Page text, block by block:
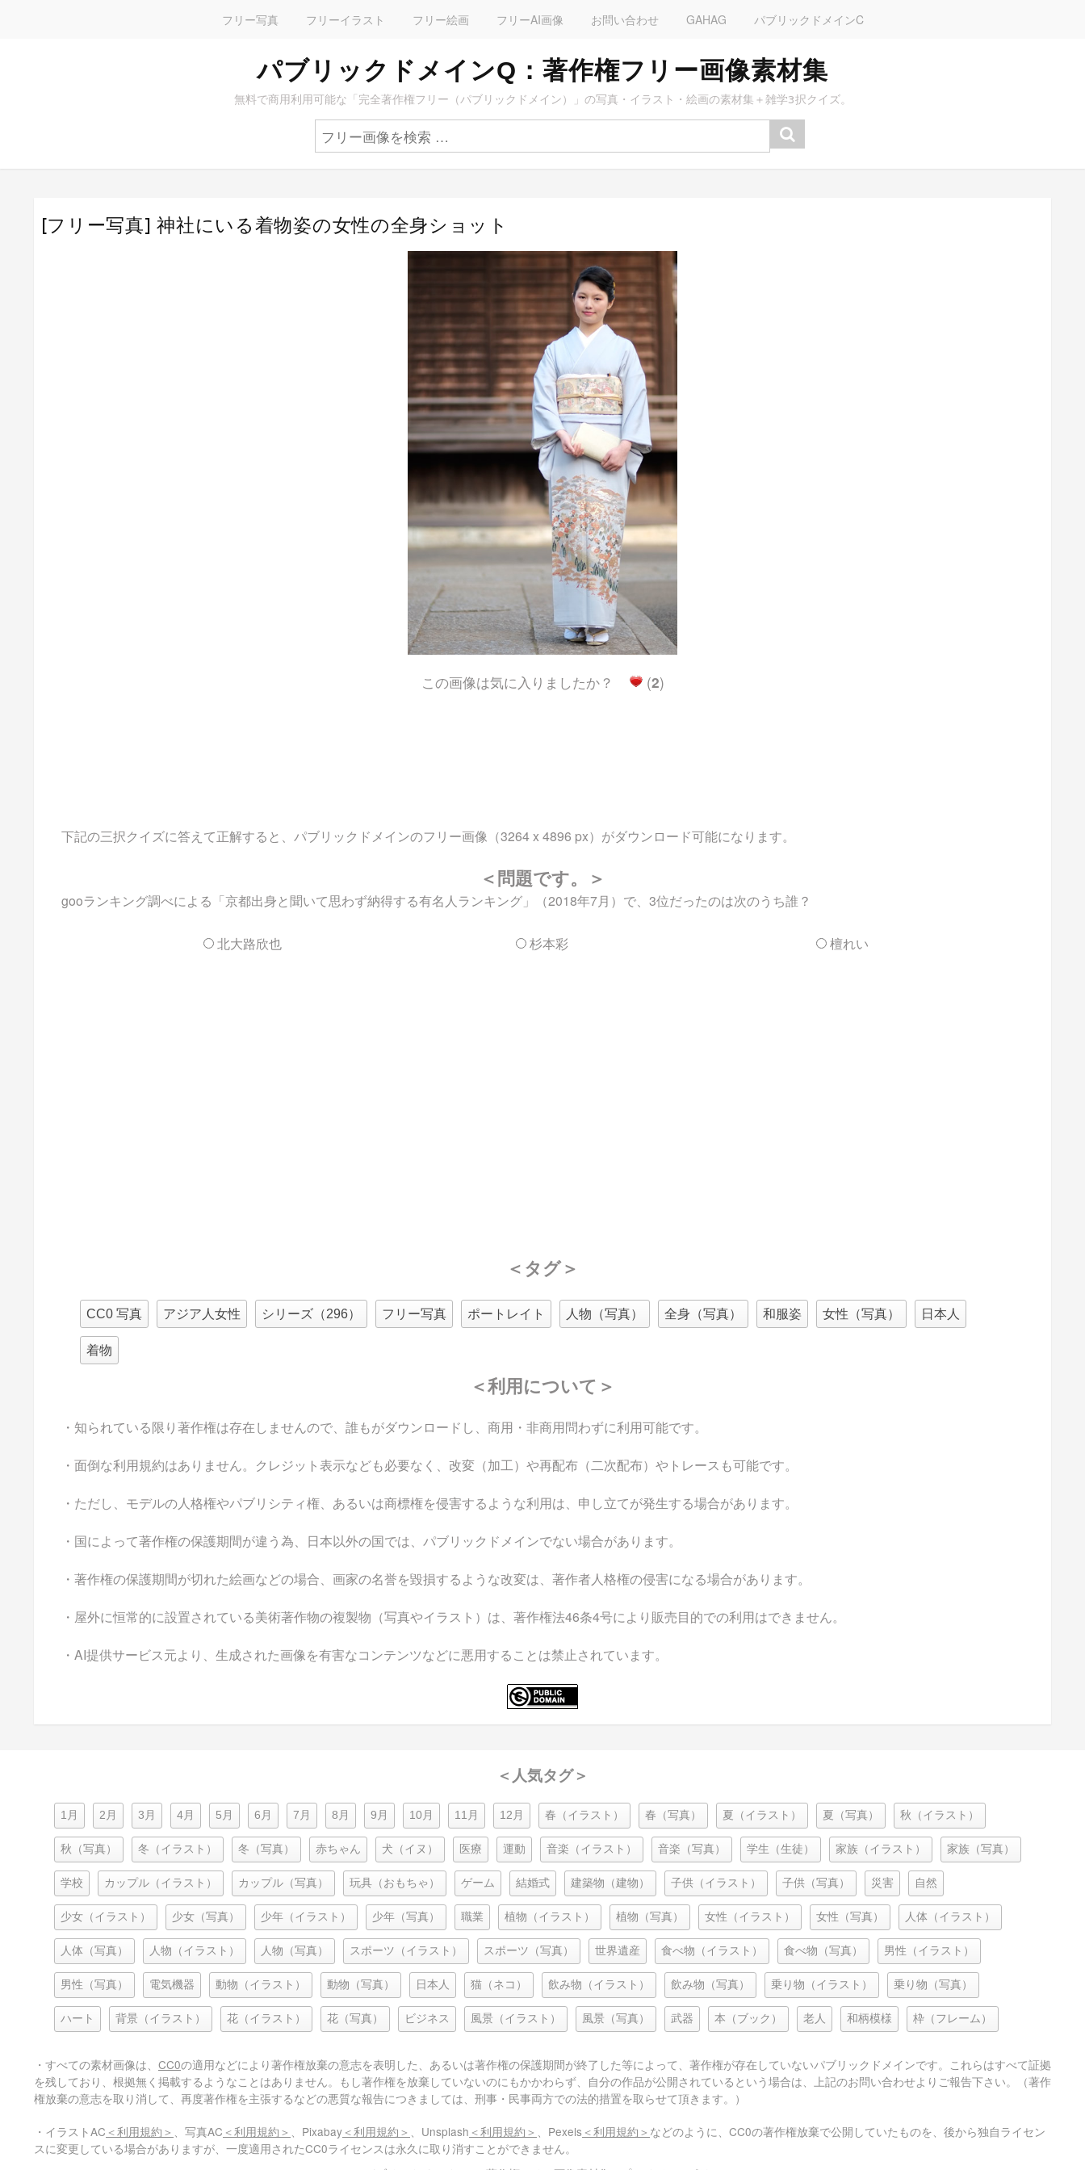
フリー写真 フリーイラスト フリー絵画 フリーAI画像 お問い合わせ GAHAG パブリックドメインC
パブリックドメインQ：著作権フリー画像素材集
無料で商用利用可能な「完全著作権フリー（パブリックドメイン）」の写真・イラスト・絵画の素材集＋雑学3択クイズ。
[フリー写真] 神社にいる着物姿の女性の全身ショット
この画像は気に入りましたか？ (2)
下記の三択クイズに答えて正解すると、パブリックドメインのフリー画像（3264 x 4896 px）がダウンロード可能になります。
＜問題です。＞
gooランキング調べによる「京都出身と聞いて思わず納得する有名人ランキング」（2018年7月）で、3位だったのは次のうち誰？
北大路欣也 杉本彩 檀れい
＜タグ＞
CC0 写真 アジア人女性 シリーズ（296） フリー写真 ポートレイト 人物（写真） 全身（写真） 和服姿 女性（写真） 日本人
着物
＜利用について＞
・知られている限り著作権は存在しませんので、誰もがダウンロードし、商用・非商用問わずに利用可能です。
・面倒な利用規約はありません。クレジット表示なども必要なく、改変（加工）や再配布（二次配布）やトレースも可能です。
・ただし、モデルの人格権やパブリシティ権、あるいは商標権を侵害するような利用は、申し立てが発生する場合があります。
・国によって著作権の保護期間が違う為、日本以外の国では、パブリックドメインでない場合があります。
・著作権の保護期間が切れた絵画などの場合、画家の名誉を毀損するような改変は、著作者人格権の侵害になる場合があります。
・屋外に恒常的に設置されている美術著作物の複製物（写真やイラスト）は、著作権法46条4号により販売目的での利用はできません。
・AI提供サービス元より、生成された画像を有害なコンテンツなどに悪用することは禁止されています。
＜人気タグ＞
1月 2月 3月 4月 5月 6月 7月 8月 9月 10月 11月 12月 春（イラスト） 春（写真） 夏（イラスト） 夏（写真） 秋（イラスト）
秋（写真） 冬（イラスト） 冬（写真） 赤ちゃん 犬（イヌ） 医療 運動 音楽（イラスト） 音楽（写真） 学生（生徒） 家族（イラスト） 家族（写真）
学校 カップル（イラスト） カップル（写真） 玩具（おもちゃ） ゲーム 結婚式 建築物（建物） 子供（イラスト） 子供（写真） 災害 自然
少女（イラスト） 少女（写真） 少年（イラスト） 少年（写真） 職業 植物（イラスト） 植物（写真） 女性（イラスト） 女性（写真） 人体（イラスト）
人体（写真） 人物（イラスト） 人物（写真） スポーツ（イラスト） スポーツ（写真） 世界遺産 食べ物（イラスト） 食べ物（写真） 男性（イラスト）
男性（写真） 電気機器 動物（イラスト） 動物（写真） 日本人 猫（ネコ） 飲み物（イラスト） 飲み物（写真） 乗り物（イラスト） 乗り物（写真）
ハート 背景（イラスト） 花（イラスト） 花（写真） ビジネス 風景（イラスト） 風景（写真） 武器 本（ブック） 老人 和柄模様 枠（フレーム）
・すべての素材画像は、 CC0の適用などにより著作権放棄の意志を表明した、あるいは著作権の保護期間が終了した等によって、著作権が存在していないパブリックドメインです。これらはすべて証拠
を残しており、根拠無く掲載するようなことはありません。もし著作権を放棄していないのにもかかわらず、自分の作品が公開されているという場合は、上記のお問い合わせよりご報告下さい。（著作
権放棄の意志を取り消して、再度著作権を主張するなどの悪質な報告につきましては、刑事・民事両方での法的措置を取らせて頂きます。）
・イラストAC ＜利用規約＞ 、写真AC ＜利用規約＞ 、Pixabay ＜利用規約＞ 、Unsplash ＜利用規約＞ 、Pexels ＜利用規約＞ などのように、CC0の著作権放棄で公開していたものを、後から独自ライセン
スに変更している場合がありますが、一度適用されたCC0ライセンスは永久に取り消すことができません。